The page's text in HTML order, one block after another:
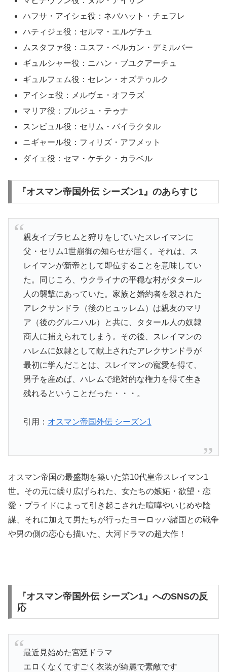
ハフサ・アイシェ役：ネバハット・チェフレ
ハティジェ役：セルマ・エルゲチュ
ムスタファ役：ユスフ・ベルカン・デミルバー
ギュルシャー役：ニハン・ブユクアーチュ
ギュルフェム役：セレン・オズテゥルク
アイシェ役：メルヴェ・オフラズ
マリア役：ブルジュ・テゥナ
スンビュル役：セリム・バイラクタル
ニギャール役：フィリズ・アフメット
ダイェ役：セマ・ケチク・カラベル
『オスマン帝国外伝 シーズン1』のあらすじ
親友イブラヒムと狩りをしていたスレイマンに
父・セリム1世崩御の知らせが届く。それは、ス
レイマンが新帝として即位することを意味してい
た。同じころ、ウクライナの平穏な村がタタール
人の襲撃にあっていた。家族と婚約者を殺された
アレクサンドラ（後のヒュッレム）は親友のマリ
ア（後のグルニハル）と共に、タタール人の奴隷
商人に捕えられてしまう。その後、スレイマンの
ハレムに奴隷として献上されたアレクサンドラが
最初に学んだことは、スレイマンの寵愛を得て、
男子を産めば、ハレムで絶対的な権力を得て生き
残れるということだった・・・。
引用： オスマン帝国外伝 シーズン1
オスマン帝国の最盛期を築いた第10代皇帝スレイマン1
世。その元に繰り広げられた、女たちの嫉妬・欲望・恋
愛・プライドによって引き起こされた喧嘩やいじめや陰
謀、それに加えて男たちが行ったヨーロッパ諸国との戦争
や男の側の恋心も描いた、大河ドラマの超大作！
『オスマン帝国外伝 シーズン1』へのSNSの反
応
最近見始めた宮廷ドラマ
エロくなくてすごく衣装が綺麗で素敵です